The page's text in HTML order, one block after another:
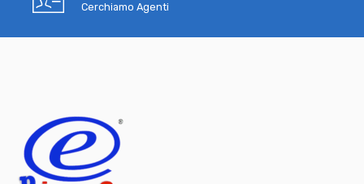
Cerchiamo Agenti